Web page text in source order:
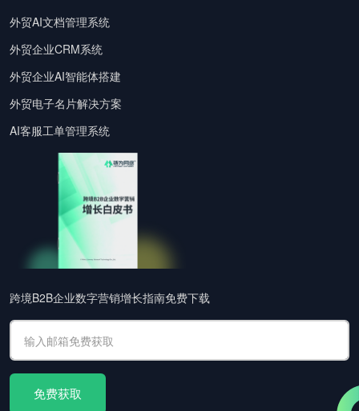
外贸AI文档管理系统
外贸企业CRM系统
外贸企业AI智能体搭建
外贸电子名片解决方案
AI客服工单管理系统
跨境B2B企业数字营销增长指南免费下载